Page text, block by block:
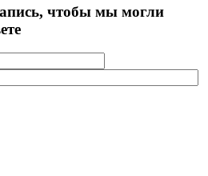
чтобы мы могли